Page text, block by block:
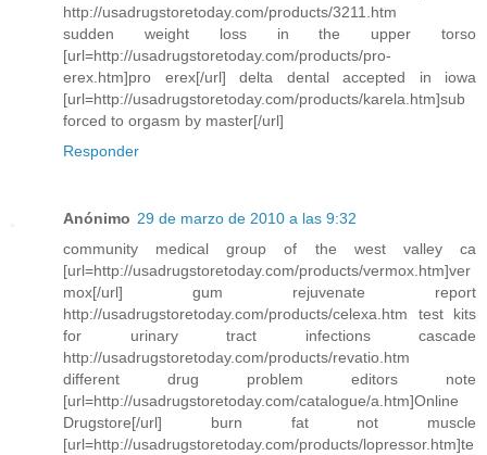
http://usadrugstoretoday.com/products/3211.htm
sudden weight loss in the upper torso
[url=http://usadrugstoretoday.com/products/pro-
erex.htm]pro erex[/url] delta dental accepted in iowa
[url=http://usadrugstoretoday.com/products/karela.htm]sub
forced to orgasm by master[/url]
Responder
Anónimo 29 de marzo de 2010 a las 9:32
community medical group of the west valley ca
[url=http://usadrugstoretoday.com/products/vermox.htm]ver
mox[/url] gum rejuvenate report
http://usadrugstoretoday.com/products/celexa.htm test kits
for urinary tract infections cascade
http://usadrugstoretoday.com/products/revatio.htm
different drug problem editors note
[url=http://usadrugstoretoday.com/catalogue/a.htm]Online
Drugstore[/url] burn fat not muscle
[url=http://usadrugstoretoday.com/products/lopressor.htm]te